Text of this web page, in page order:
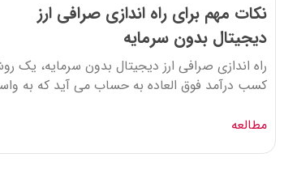
نکات مهم برای راه اندازی صرافی ارز
دیجیتال بدون سرمایه
راه اندازی صرافی ارز دیجیتال بدون سرمایه، یک
کسب درآمد فوق العاده به حساب می آید که به
مطالعه